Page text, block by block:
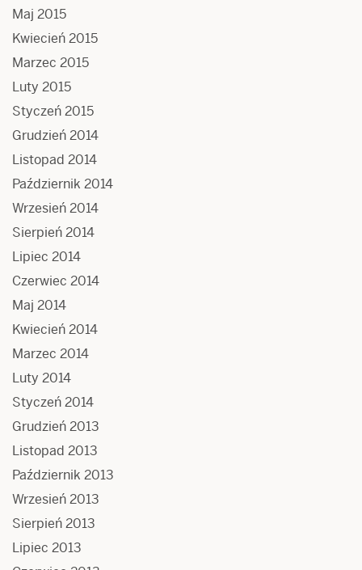
Maj 2015
Kwiecień 2015
Marzec 2015
Luty 2015
Styczeń 2015
Grudzień 2014
Listopad 2014
Październik 2014
Wrzesień 2014
Sierpień 2014
Lipiec 2014
Czerwiec 2014
Maj 2014
Kwiecień 2014
Marzec 2014
Luty 2014
Styczeń 2014
Grudzień 2013
Listopad 2013
Październik 2013
Wrzesień 2013
Sierpień 2013
Lipiec 2013